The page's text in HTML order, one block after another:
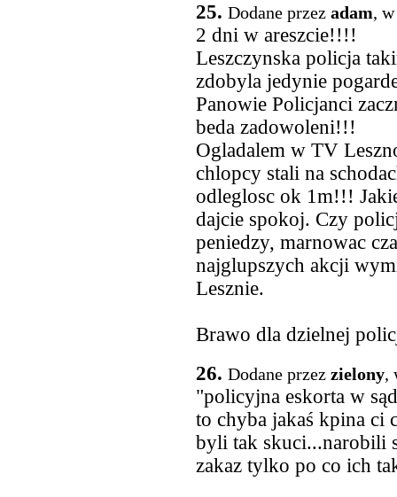
25. Dodane przez adam,
2 dni w areszcie!!!!
Leszczynska policja
zdobyla jedynie
Panowie Policjanci
beda zadowoleni!!!
Ogladalem w TV
chlopcy stali na
odleglosc ok 1m!!!
dajcie spokoj. Czy
peniedzy, marnowac
najglupszych akcji
Lesznie.
Brawo dla dzielnej
26. Dodane przez zielony,
"policyjna eskorta w
to chyba jakaś kpina ci
byli tak skuci...narobili
zakaz tylko po co ich